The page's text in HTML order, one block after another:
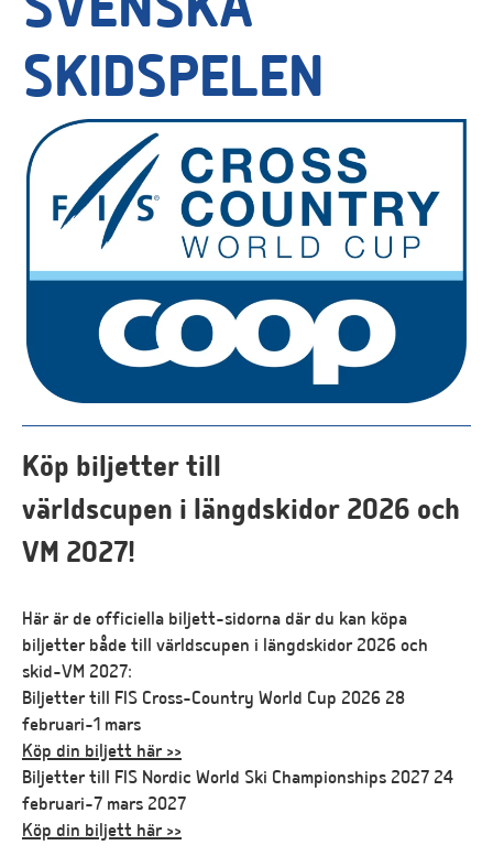
SKIDSPELEN
Köp biljetter till
världscupen i längdskidor 2026 och
VM 2027!
Här är de officiella biljett-sidorna där du kan köpa
biljetter både till världscupen i längdskidor 2026 och
skid-VM 2027:
Biljetter till FIS Cross-Country World Cup 2026 28
februari-1 mars
Köp din biljett här >>
Biljetter till FIS Nordic World Ski Championships 2027 24
februari-7 mars 2027
Köp din biljett här >>